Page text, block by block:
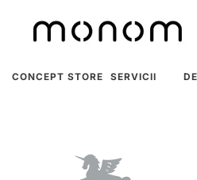
CONCEPT STORE SERVICII